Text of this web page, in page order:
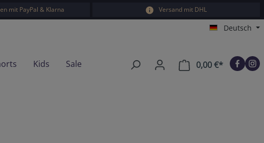
mit PayPal & Klarna Versand mit DHL
Deutsch
Kids Sale 0,00 €*Warenkorb